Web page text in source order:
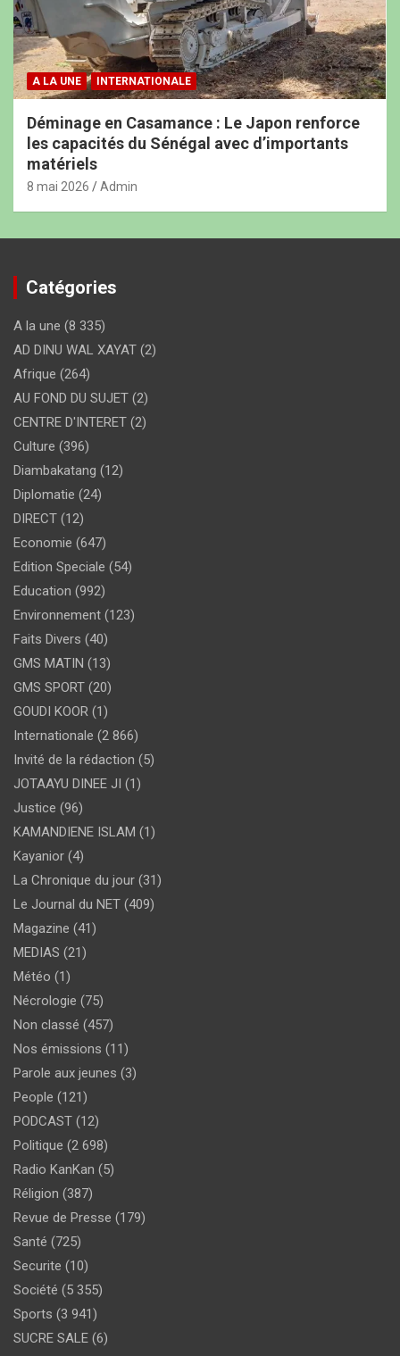
A LA UNE INTERNATIONALE
Déminage en Casamance : Le Japon renforce
les capacités du Sénégal avec d’importants
matériels
8 mai 2026 Admin
Catégories
A la une (8 335)
AD DINU WAL XAYAT (2)
Afrique (264)
AU FOND DU SUJET (2)
CENTRE D'INTERET (2)
Culture (396)
Diambakatang (12)
Diplomatie (24)
DIRECT (12)
Economie (647)
Edition Speciale (54)
Education (992)
Environnement (123)
Faits Divers (40)
GMS MATIN (13)
GMS SPORT (20)
GOUDI KOOR (1)
Internationale (2 866)
Invité de la rédaction (5)
JOTAAYU DINEE JI (1)
Justice (96)
KAMANDIENE ISLAM (1)
Kayanior (4)
La Chronique du jour (31)
Le Journal du NET (409)
Magazine (41)
MEDIAS (21)
Météo (1)
Nécrologie (75)
Non classé (457)
Nos émissions (11)
Parole aux jeunes (3)
People (121)
PODCAST (12)
Politique (2 698)
Radio KanKan (5)
Réligion (387)
Revue de Presse (179)
Santé (725)
Securite (10)
Société (5 355)
Sports (3 941)
SUCRE SALE (6)